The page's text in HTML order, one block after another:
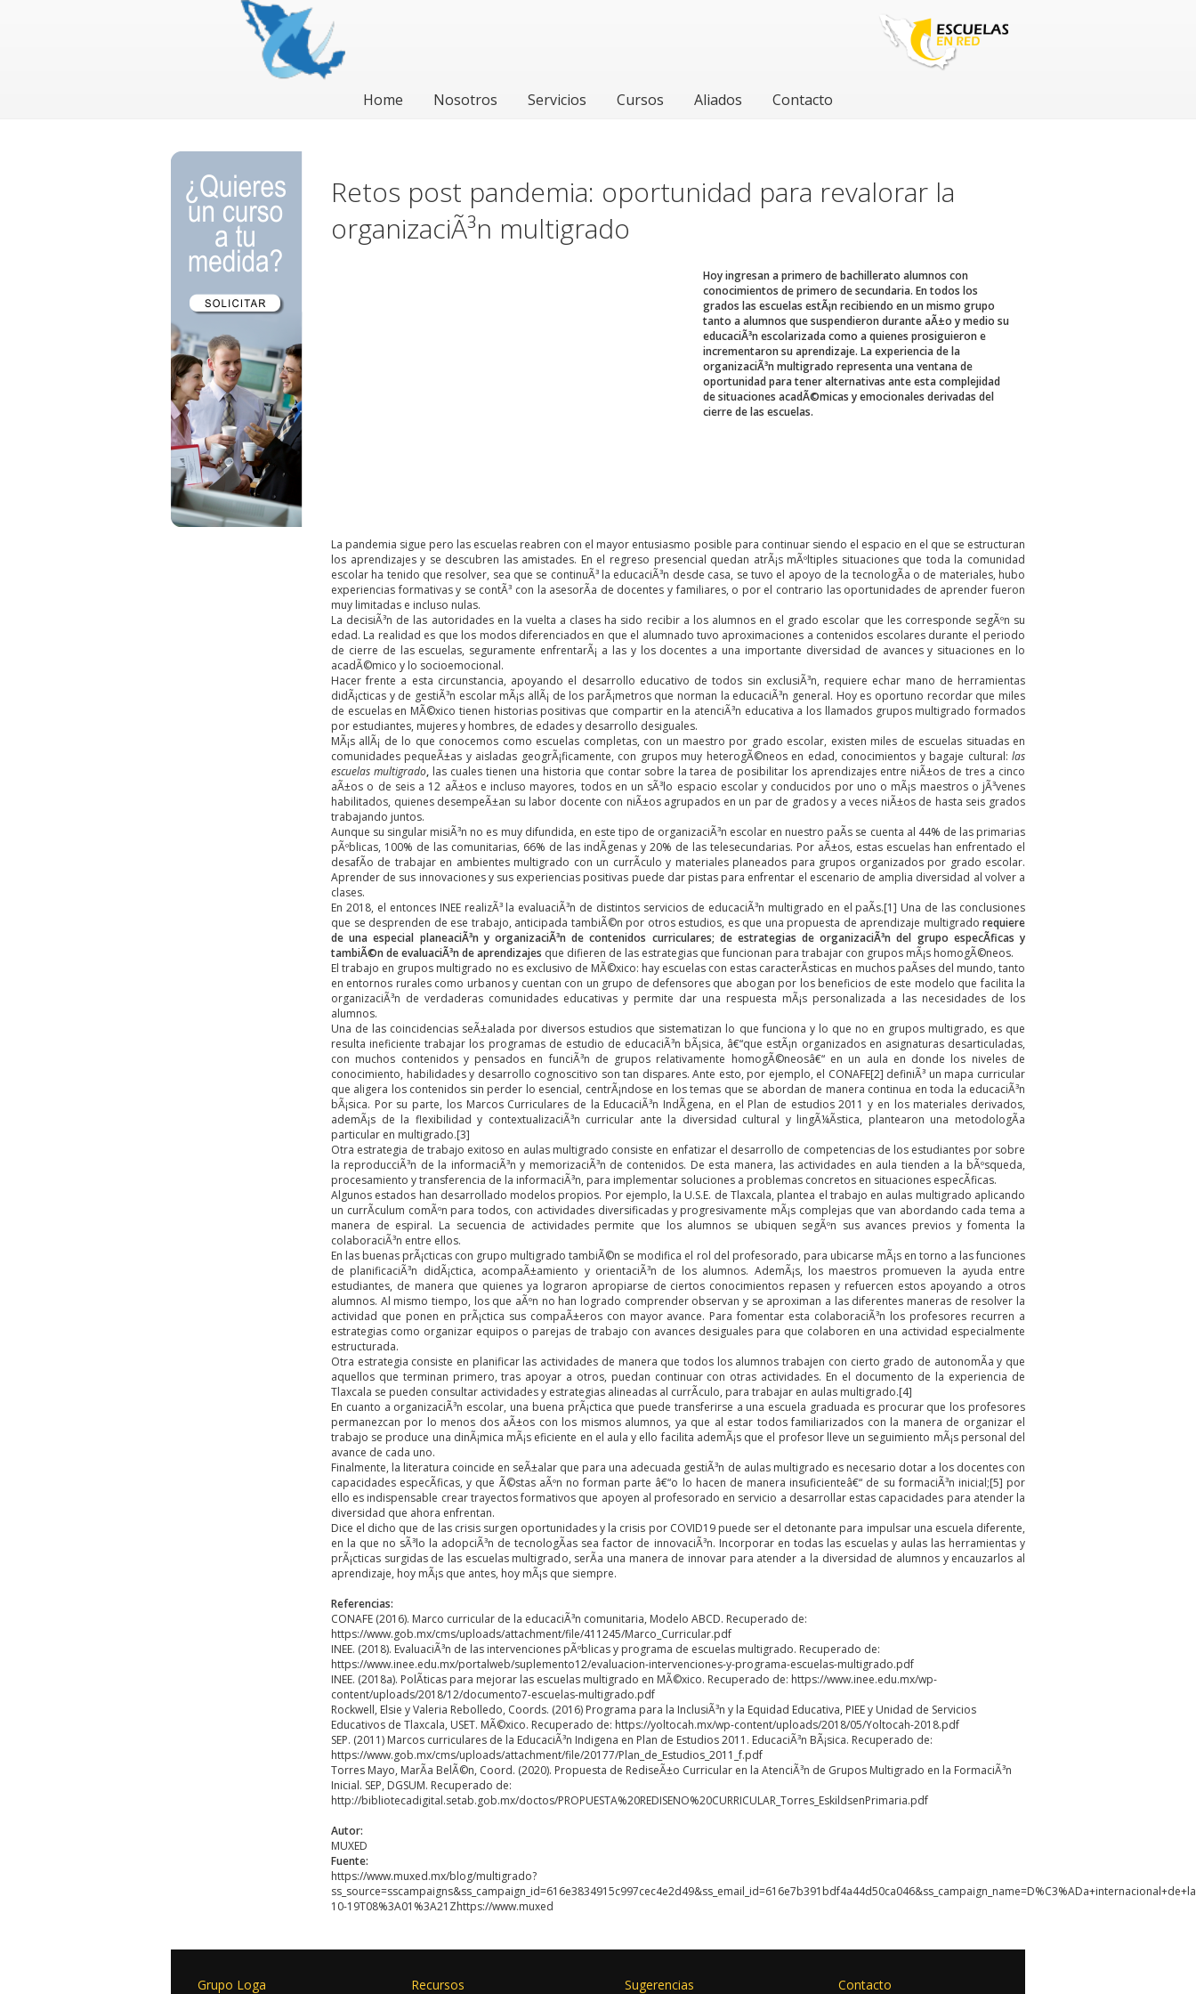
Home Nosotros Servicios Cursos Aliados Contacto
Retos post pandemia: oportunidad para revalorar la
organizaciÃ³n multigrado
Hoy ingresan a primero de bachillerato alumnos con
conocimientos de primero de secundaria. En todos los
grados las escuelas estÃ¡n recibiendo en un mismo grupo
tanto a alumnos que suspendieron durante aÃ±o y medio su
educaciÃ³n escolarizada como a quienes prosiguieron e
incrementaron su aprendizaje. La experiencia de la
organizaciÃ³n multigrado representa una ventana de
oportunidad para tener alternativas ante esta complejidad
de situaciones acadÃ©micas y emocionales derivadas del
cierre de las escuelas.
La pandemia sigue pero las escuelas reabren con el mayor entusiasmo posible para continuar siendo el espacio en el que se estructuran
los aprendizajes y se descubren las amistades. En el regreso presencial quedan atrÃ¡s mÃºltiples situaciones que toda la comunidad
escolar ha tenido que resolver, sea que se continuÃ³ la educaciÃ³n desde casa, se tuvo el apoyo de la tecnologÃ­a o de materiales, hubo
experiencias formativas y se contÃ³ con la asesorÃ­a de docentes y familiares, o por el contrario las oportunidades de aprender fueron
muy limitadas e incluso nulas.
La decisiÃ³n de las autoridades en la vuelta a clases ha sido recibir a los alumnos en el grado escolar que les corresponde segÃºn su
edad. La realidad es que los modos diferenciados en que el alumnado tuvo aproximaciones a contenidos escolares durante el periodo
de cierre de las escuelas, seguramente enfrentarÃ¡ a las y los docentes a una importante diversidad de avances y situaciones en lo
acadÃ©mico y lo socioemocional.
Hacer frente a esta circunstancia, apoyando el desarrollo educativo de todos sin exclusiÃ³n, requiere echar mano de herramientas
didÃ¡cticas y de gestiÃ³n escolar mÃ¡s allÃ¡ de los parÃ¡metros que norman la educaciÃ³n general. Hoy es oportuno recordar que miles
de escuelas en MÃ©xico tienen historias positivas que compartir en la atenciÃ³n educativa a los llamados grupos multigrado formados
por estudiantes, mujeres y hombres, de edades y desarrollo desiguales.
MÃ¡s allÃ¡ de lo que conocemos como escuelas completas, con un maestro por grado escolar, existen miles de escuelas situadas en
comunidades pequeÃ±as y aisladas geogrÃ¡ficamente, con grupos muy heterogÃ©neos en edad, conocimientos y bagaje cultural: las
escuelas multigrado, las cuales tienen una historia que contar sobre la tarea de posibilitar los aprendizajes entre niÃ±os de tres a cinco
aÃ±os o de seis a 12 aÃ±os e incluso mayores, todos en un sÃ³lo espacio escolar y conducidos por uno o mÃ¡s maestros o jÃ³venes
habilitados, quienes desempeÃ±an su labor docente con niÃ±os agrupados en un par de grados y a veces niÃ±os de hasta seis grados
trabajando juntos.
Aunque su singular misiÃ³n no es muy difundida, en este tipo de organizaciÃ³n escolar en nuestro paÃ­s se cuenta al 44% de las primarias
pÃºblicas, 100% de las comunitarias, 66% de las indÃ­genas y 20% de las telesecundarias. Por aÃ±os, estas escuelas han enfrentado el
desafÃ­o de trabajar en ambientes multigrado con un currÃ­culo y materiales planeados para grupos organizados por grado escolar.
Aprender de sus innovaciones y sus experiencias positivas puede dar pistas para enfrentar el escenario de amplia diversidad al volver a
clases.
En 2018, el entonces INEE realizÃ³ la evaluaciÃ³n de distintos servicios de educaciÃ³n multigrado en el paÃ­s.[1] Una de las conclusiones
que se desprenden de ese trabajo, anticipada tambiÃ©n por otros estudios, es que una propuesta de aprendizaje multigrado requiere
de una especial planeaciÃ³n y organizaciÃ³n de contenidos curriculares; de estrategias de organizaciÃ³n del grupo especÃ­ficas y
tambiÃ©n de evaluaciÃ³n de aprendizajes que difieren de las estrategias que funcionan para trabajar con grupos mÃ¡s homogÃ©neos.
El trabajo en grupos multigrado no es exclusivo de MÃ©xico: hay escuelas con estas caracterÃ­sticas en muchos paÃ­ses del mundo, tanto
en entornos rurales como urbanos y cuentan con un grupo de defensores que abogan por los beneficios de este modelo que facilita la
organizaciÃ³n de verdaderas comunidades educativas y permite dar una respuesta mÃ¡s personalizada a las necesidades de los
alumnos.
Una de las coincidencias seÃ±alada por diversos estudios que sistematizan lo que funciona y lo que no en grupos multigrado, es que
resulta ineficiente trabajar los programas de estudio de educaciÃ³n bÃ¡sica, â€“que estÃ¡n organizados en asignaturas desarticuladas,
con muchos contenidos y pensados en funciÃ³n de grupos relativamente homogÃ©neosâ€“ en un aula en donde los niveles de
conocimiento, habilidades y desarrollo cognoscitivo son tan dispares. Ante esto, por ejemplo, el CONAFE[2] definiÃ³ un mapa curricular
que aligera los contenidos sin perder lo esencial, centrÃ¡ndose en los temas que se abordan de manera continua en toda la educaciÃ³n
bÃ¡sica. Por su parte, los Marcos Curriculares de la EducaciÃ³n IndÃ­gena, en el Plan de estudios 2011 y en los materiales derivados,
ademÃ¡s de la flexibilidad y contextualizaciÃ³n curricular ante la diversidad cultural y lingÃ¼Ã­stica, plantearon una metodologÃ­a
particular en multigrado.[3]
Otra estrategia de trabajo exitoso en aulas multigrado consiste en enfatizar el desarrollo de competencias de los estudiantes por sobre
la reproducciÃ³n de la informaciÃ³n y memorizaciÃ³n de contenidos. De esta manera, las actividades en aula tienden a la bÃºsqueda,
procesamiento y transferencia de la informaciÃ³n, para implementar soluciones a problemas concretos en situaciones especÃ­ficas.
Algunos estados han desarrollado modelos propios. Por ejemplo, la U.S.E. de Tlaxcala, plantea el trabajo en aulas multigrado aplicando
un currÃ­culum comÃºn para todos, con actividades diversificadas y progresivamente mÃ¡s complejas que van abordando cada tema a
manera de espiral. La secuencia de actividades permite que los alumnos se ubiquen segÃºn sus avances previos y fomenta la
colaboraciÃ³n entre ellos.
En las buenas prÃ¡cticas con grupo multigrado tambiÃ©n se modifica el rol del profesorado, para ubicarse mÃ¡s en torno a las funciones
de planificaciÃ³n didÃ¡ctica, acompaÃ±amiento y orientaciÃ³n de los alumnos. AdemÃ¡s, los maestros promueven la ayuda entre
estudiantes, de manera que quienes ya lograron apropiarse de ciertos conocimientos repasen y refuercen estos apoyando a otros
alumnos. Al mismo tiempo, los que aÃºn no han logrado comprender observan y se aproximan a las diferentes maneras de resolver la
actividad que ponen en prÃ¡ctica sus compaÃ±eros con mayor avance. Para fomentar esta colaboraciÃ³n los profesores recurren a
estrategias como organizar equipos o parejas de trabajo con avances desiguales para que colaboren en una actividad especialmente
estructurada.
Otra estrategia consiste en planificar las actividades de manera que todos los alumnos trabajen con cierto grado de autonomÃ­a y que
aquellos que terminan primero, tras apoyar a otros, puedan continuar con otras actividades. En el documento de la experiencia de
Tlaxcala se pueden consultar actividades y estrategias alineadas al currÃ­culo, para trabajar en aulas multigrado.[4]
En cuanto a organizaciÃ³n escolar, una buena prÃ¡ctica que puede transferirse a una escuela graduada es procurar que los profesores
permanezcan por lo menos dos aÃ±os con los mismos alumnos, ya que al estar todos familiarizados con la manera de organizar el
trabajo se produce una dinÃ¡mica mÃ¡s eficiente en el aula y ello facilita ademÃ¡s que el profesor lleve un seguimiento mÃ¡s personal del
avance de cada uno.
Finalmente, la literatura coincide en seÃ±alar que para una adecuada gestiÃ³n de aulas multigrado es necesario dotar a los docentes con
capacidades especÃ­ficas, y que Ã©stas aÃºn no forman parte â€“o lo hacen de manera insuficienteâ€“ de su formaciÃ³n inicial;[5] por
ello es indispensable crear trayectos formativos que apoyen al profesorado en servicio a desarrollar estas capacidades para atender la
diversidad que ahora enfrentan.
Dice el dicho que de las crisis surgen oportunidades y la crisis por COVID19 puede ser el detonante para impulsar una escuela diferente,
en la que no sÃ³lo la adopciÃ³n de tecnologÃ­as sea factor de innovaciÃ³n. Incorporar en todas las escuelas y aulas las herramientas y
prÃ¡cticas surgidas de las escuelas multigrado, serÃ­a una manera de innovar para atender a la diversidad de alumnos y encauzarlos al
aprendizaje, hoy mÃ¡s que antes, hoy mÃ¡s que siempre.
Referencias:
CONAFE (2016). Marco curricular de la educaciÃ³n comunitaria, Modelo ABCD. Recuperado de:
https://www.gob.mx/cms/uploads/attachment/file/411245/Marco_Curricular.pdf
INEE. (2018). EvaluaciÃ³n de las intervenciones pÃºblicas y programa de escuelas multigrado. Recuperado de:
https://www.inee.edu.mx/portalweb/suplemento12/evaluacion-intervenciones-y-programa-escuelas-multigrado.pdf
INEE. (2018a). PolÃ­ticas para mejorar las escuelas multigrado en MÃ©xico. Recuperado de: https://www.inee.edu.mx/wp-
content/uploads/2018/12/documento7-escuelas-multigrado.pdf
Rockwell, Elsie y Valeria Rebolledo, Coords. (2016) Programa para la InclusiÃ³n y la Equidad Educativa, PIEE y Unidad de Servicios
Educativos de Tlaxcala, USET. MÃ©xico. Recuperado de: https://yoltocah.mx/wp-content/uploads/2018/05/Yoltocah-2018.pdf
SEP. (2011) Marcos curriculares de la EducaciÃ³n Indigena en Plan de Estudios 2011. EducaciÃ³n BÃ¡sica. Recuperado de:
https://www.gob.mx/cms/uploads/attachment/file/20177/Plan_de_Estudios_2011_f.pdf
Torres Mayo, MarÃ­a BelÃ©n, Coord. (2020). Propuesta de RediseÃ±o Curricular en la AtenciÃ³n de Grupos Multigrado en la FormaciÃ³n
Inicial. SEP, DGSUM. Recuperado de:
http://bibliotecadigital.setab.gob.mx/doctos/PROPUESTA%20REDISENO%20CURRICULAR_Torres_EskildsenPrimaria.pdf
Autor:
MUXED
Fuente:
https://www.muxed.mx/blog/multigrado?
10-19T08%3A01%3A21Zhttps://www.muxed
Grupo Loga Recursos Sugerencias Contacto